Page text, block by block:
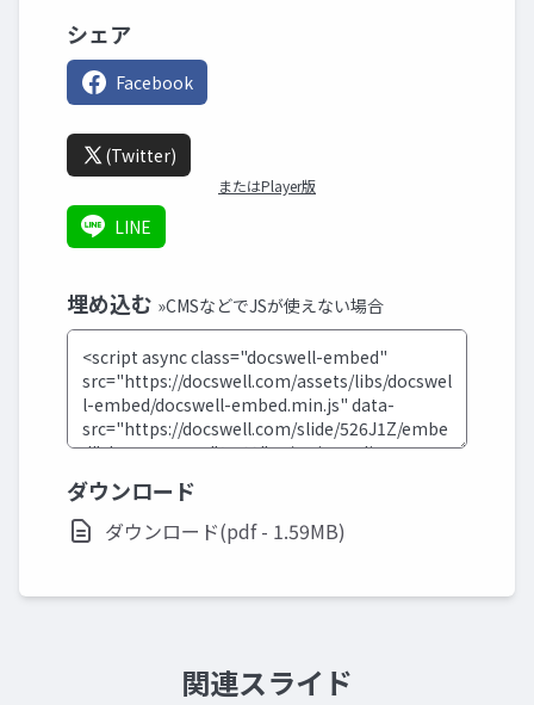
シェア
Facebook
(Twitter)
またはPlayer版
LINE
埋め込む »CMSなどでJSが使えない場合
ダウンロード
ダウンロード(pdf - 1.59MB)
関連スライド